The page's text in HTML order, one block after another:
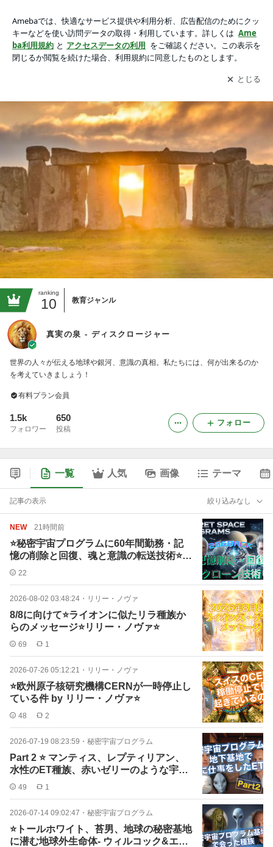
アプリをダウンロードして ブログの更新通知
を受け取りまし
ょう。
開く
ranking
10 教育ジャンル
真実の泉 - ディスクロージャー
世界の人々が伝える地球や銀河、意識の真相。私たちには、何が出来るのか
を考えていきましょう！
有料プラン会員
1.5k
フォロワー
650
投稿
フォロー
一覧 人気 画像 テーマ
記事の表示 絞り込みなし
NEW 21時間前
⭐️秘密宇宙プログラムに60年間勤務・記
憶の削除と回復、魂と意識の転送技術⭐️ク
リス・オコナー
22
2026-08-02 03:48:24 ・ リリー・ノヴァ
8/8に向けて⭐️ライオンに似たリラ種族か
らのメッセージ⭐️リリー・ノヴァ⭐️
69 1
2026-07-26 05:12:21 ・ リリー・ノヴァ
⭐️欧州原子核研究機構CERNが一時停止し
ている件 by リリー・ノヴァ⭐️
48 2
2026-07-19 08:23:59 ・ 秘密宇宙プログラム
Part 2 ⭐️ マンティス、レプティリアン、
水性のET種族、赤いゼリーのような宇宙
船⭐️
49 1
2026-07-14 09:02:47 ・ 秘密宇宙プログラム
⭐️トールホワイト、苔男、地球の秘密基地
に潜む地球外生命体- ウィルコック&エメ